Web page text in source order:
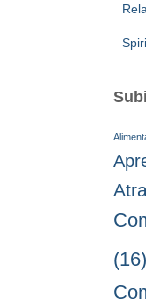
(16)